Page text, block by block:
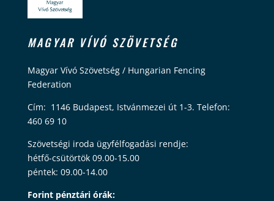
MAGYAR VÍVÓ SZÖVETSÉG
Magyar Vívó Szövetség / Hungarian Fencing
Federation
Cím: 1146 Budapest, Istvánmezei út 1-3. Telefon:
460 69 10
Szövetségi iroda ügyfélfogadási rendje:
hétfő-csütörtök 09.00-15.00
péntek: 09.00-14.00
Forint pénztári órák: